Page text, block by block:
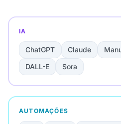
IA
ChatGPT Claude
DALL-E
Sora
AUTOMAÇÕES